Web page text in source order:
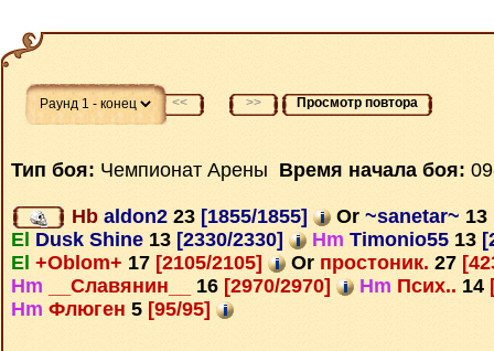
<< >> Просмотр повтора
Тип боя: Чемпионат Арены Время начала боя:
Hb aldon2 23 [1855/1855] Or ~sanetar~ 13
El Dusk Shine 13 [2330/2330] Hm Timonio55 13
El +Oblom+ 17 [2105/2105] Or простоник. 27
Hm
__Славянин__ 16 [2970/2970] Hm Псих.. 14
Hm Флюген 5 [95/95]